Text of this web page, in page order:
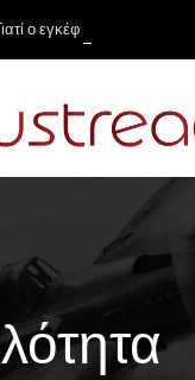
ο εγκέφαλος του